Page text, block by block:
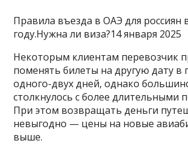
Правила въезда в ОАЭ для россиян
году.Нужна ли виза?14 января 2025
Некоторым клиентам перевозчик
поменять билеты на другую дату в
одного-двух дней, однако
столкнулось с более длительными
При этом возвращать деньги
невыгодно — цены на новые
выше.